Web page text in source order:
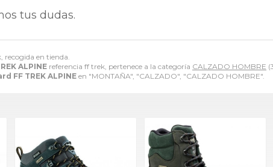
recogida en tienda.
ALPINE referencia ff trek, pertenece a la categoría CALZADO HOMBRE
FF TREK ALPINE en "MONTAÑA", "CALZADO", "CALZADO HOMBRE".
tus dudas.